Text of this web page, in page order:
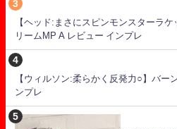
【ヘッド:まさにスピンモンスターラ
リームMP A レビュー インプレ
【ウィルソン:柔らかく反発力○】バー
ンプレ